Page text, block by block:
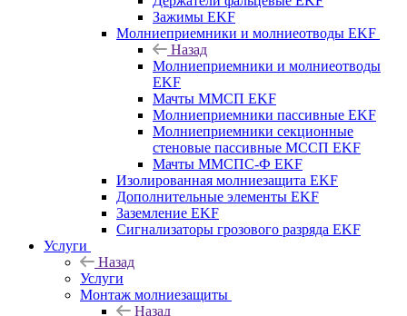
Зажимы EKF
Молниеприемники и молниеотводы EKF
Назад
Молниеприемники и молниеотводы
EKF
Мачты ММСП EKF
Молниеприемники пассивные EKF
Молниеприемники секционные
стеновые пассивные МССП EKF
Мачты ММСПС-Ф EKF
Изолированная молниезащита EKF
Дополнительные элементы EKF
Заземление EKF
Сигнализаторы грозового разряда EKF
Услуги
Назад
Услуги
Монтаж молниезащиты
Назад